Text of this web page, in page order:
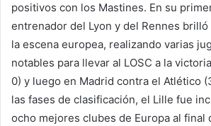
positivos con los Mastines. En su
entrenador del Lyon y del Rennes
la escena europea, realizando varias
notables para llevar al LOSC a la
0) y luego en Madrid contra el Atlético
las fases de clasificación, el Lille fue
ocho mejores clubes de Europa al final